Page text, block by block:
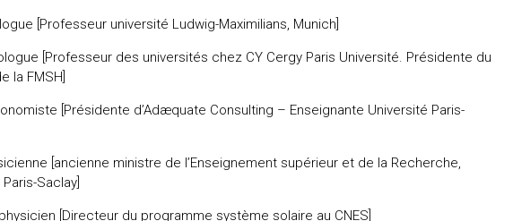
[Professeur université Ludwig-Maximilians, Munich]
[Professeur des universités chez CY Cergy Paris Université. Présidente du
la FMSH]
[Présidente d’Adæquate Consulting – Enseignante Université Paris-
[ancienne ministre de l’Enseignement supérieur et de la Recherche,
Saclay]
[Directeur du programme système solaire au CNES]